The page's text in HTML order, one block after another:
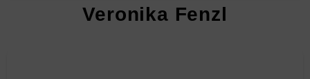
Veronika Fenzl